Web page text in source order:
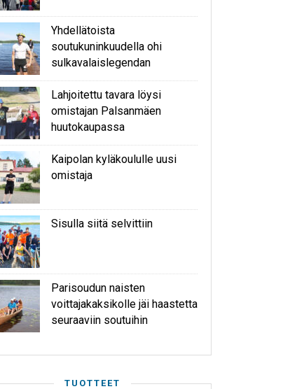
Yhdellätoista
soutukuninkuudella ohi
sulkavalaislegendan
Lahjoitettu tavara löysi
omistajan Palsanmäen
huutokaupassa
Kaipolan kyläkoululle uusi
omistaja
Sisulla siitä selvittiin
Parisoudun naisten
voittajakaksikolle jäi haastetta
seuraaviin soutuihin
TUOTTEET